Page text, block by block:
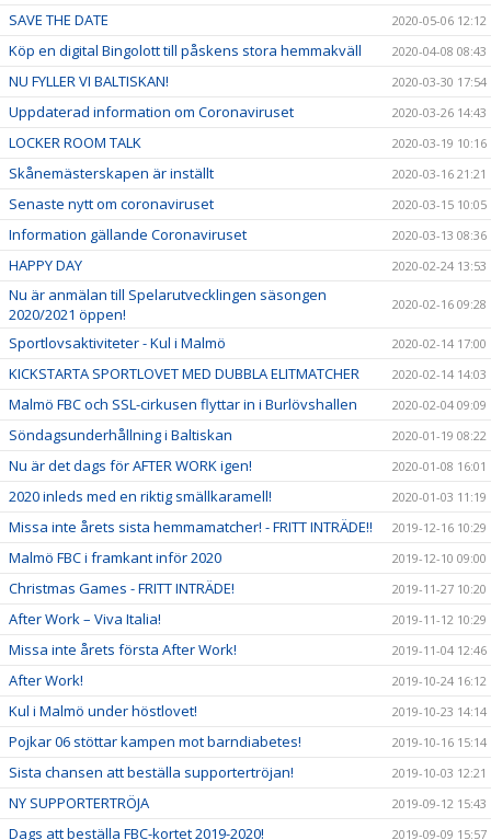
SAVE THE DATE 2020-05-06 12:12
Köp en digital Bingolott till påskens stora hemmakväll 2020-04-08 08:43
NU FYLLER VI BALTISKAN! 2020-03-30 17:54
Uppdaterad information om Coronaviruset 2020-03-26 14:43
LOCKER ROOM TALK 2020-03-19 10:16
Skånemästerskapen är inställt 2020-03-16 21:21
Senaste nytt om coronaviruset 2020-03-15 10:05
Information gällande Coronaviruset 2020-03-13 08:36
HAPPY DAY 2020-02-24 13:53
Nu är anmälan till Spelarutvecklingen säsongen
2020/2021 öppen!
2020-02-16 09:28
Sportlovsaktiviteter - Kul i Malmö 2020-02-14 17:00
KICKSTARTA SPORTLOVET MED DUBBLA ELITMATCHER 2020-02-14 14:03
Malmö FBC och SSL-cirkusen flyttar in i Burlövshallen 2020-02-04 09:09
Söndagsunderhållning i Baltiskan 2020-01-19 08:22
Nu är det dags för AFTER WORK igen! 2020-01-08 16:01
2020 inleds med en riktig smällkaramell! 2020-01-03 11:19
Missa inte årets sista hemmamatcher! - FRITT INTRÄDE!! 2019-12-16 10:29
Malmö FBC i framkant inför 2020 2019-12-10 09:00
Christmas Games - FRITT INTRÄDE! 2019-11-27 10:20
After Work – Viva Italia! 2019-11-12 10:29
Missa inte årets första After Work! 2019-11-04 12:46
After Work! 2019-10-24 16:12
Kul i Malmö under höstlovet! 2019-10-23 14:14
Pojkar 06 stöttar kampen mot barndiabetes! 2019-10-16 15:14
Sista chansen att beställa supportertröjan! 2019-10-03 12:21
NY SUPPORTERTRÖJA 2019-09-12 15:43
Dags att beställa FBC-kortet 2019-2020! 2019-09-09 15:57